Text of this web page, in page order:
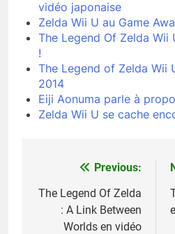
vidéo japonaise
Zelda Wii U au Game
The Legend Of Zelda Wii
!
The Legend of Zelda Wii
2014
Eiji Aonuma parle à
Zelda Wii U se cache
Navigation
de
l’article
Previous:
The Legend Of Zelda
: A Link Between
Worlds en vidéo